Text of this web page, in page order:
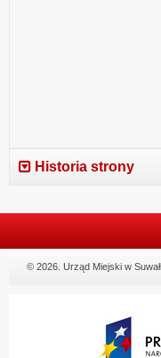
Historia strony
© 2026. Urząd Miejski w